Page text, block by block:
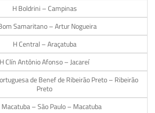
H Boldrini – Campinas
Samaritano – Artur Nogueira
H Central – Araçatuba
H Clín Antônio Afonso – Jacareí
de Benef de Ribeirão Preto – Ribeirão
Preto
Macatuba – São Paulo – Macatuba